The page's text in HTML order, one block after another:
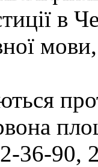
в
36-90,